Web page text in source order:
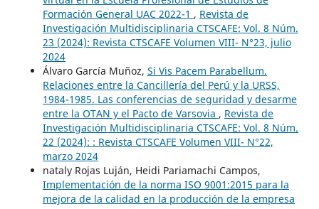
Formación General UAC 2022-1 , Revista de
Investigación Multidisciplinaria CTSCAFE: Vol. 8 Núm.
23 (2024): Revista CTSCAFE Volumen VIII- N°23, julio
2024
Álvaro García Muñoz, Si Vis Pacem Parabellum.
Relaciones entre la Cancillería del Perú y la URSS,
1984-1985. Las conferencias de seguridad y desarme
entre la OTAN y el Pacto de Varsovia , Revista de
Investigación Multidisciplinaria CTSCAFE: Vol. 8 Núm.
22 (2024): : Revista CTSCAFE Volumen VIII- N°22,
marzo 2024
nataly Rojas Luján, Heidi Pariamachi Campos,
Implementación de la norma ISO 9001:2015 para la
mejora de la calidad en la producción de la empresa